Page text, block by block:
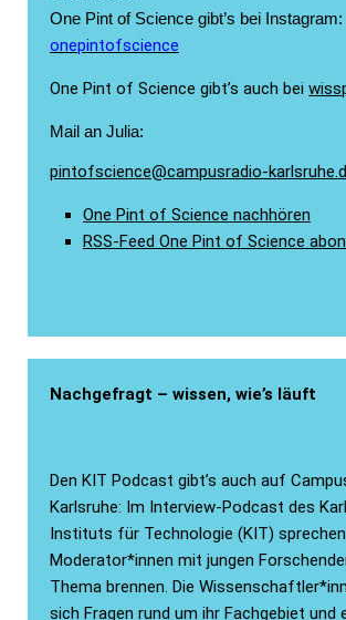
One Pint of Science gibt’s bei Instagram:
onepintofscience
One Pint of Science gibt’s auch bei
Mail an Julia:
pintofscience@campusradio-
One Pint of Science nachhören
RSS-Feed One Pint of Science
Nachgefragt – wissen, wie’s läuft
Den KIT Podcast gibt’s auch auf
Karlsruhe: Im Interview-Podcast des
Instituts für Technologie (KIT) sprechen
Moderator*innen mit jungen
Thema brennen. Die
sich Fragen rund um ihr Fachgebiet und